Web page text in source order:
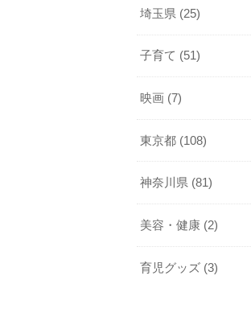
埼玉県 (25)
子育て (51)
映画 (7)
東京都 (108)
神奈川県 (81)
美容・健康 (2)
育児グッズ (3)